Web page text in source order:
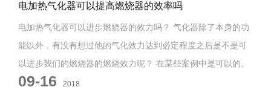
电加热气化器可以提高燃烧器的效率吗
电加热气化器可以进步燃烧器的效力吗？ 气化器除了本身的功
能以外，有没有想过他的气化效力达到必定程度之后是不是可
以进步我们的燃烧器的燃烧效力呢？ 在某些案例中是可以的。
当LPG中为丁烷...
09-16 2018